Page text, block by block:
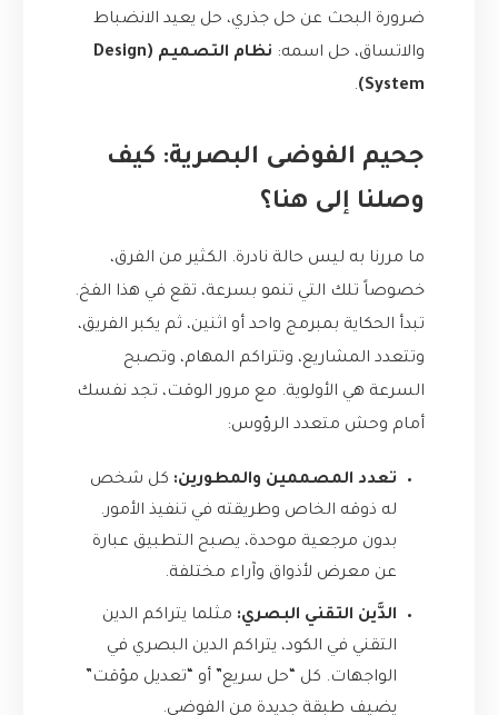
ضرورة البحث عن حل جذري، حل يعيد الانضباط
والاتساق، حل اسمه:
نظام التصميم (Design
System)
.
جحيم الفوضى البصرية: كيف
وصلنا إلى هنا؟
ما مررنا به ليس حالة نادرة. الكثير من الفرق،
خصوصاً تلك التي تنمو بسرعة، تقع في هذا الفخ.
تبدأ الحكاية بمبرمج واحد أو اثنين، ثم يكبر الفريق،
وتتعدد المشاريع، وتتراكم المهام، وتصبح
السرعة هي الأولوية. مع مرور الوقت، تجد نفسك
أمام وحش متعدد الرؤوس:
تعدد المصممين والمطورين: كل شخص
له ذوقه الخاص وطريقته في تنفيذ الأمور.
بدون مرجعية موحدة، يصبح التطبيق عبارة
عن معرض لأذواق وآراء مختلفة.
الدَّين التقني البصري: مثلما يتراكم الدين
التقني في الكود، يتراكم الدين البصري في
الواجهات. كل “حل سريع” أو “تعديل مؤقت”
يضيف طبقة جديدة من الفوضى.